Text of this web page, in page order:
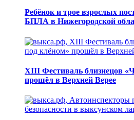
Ребёнок и трое взрослых
БПЛА в Нижегородской
XIII Фестиваль близнецов
прошёл в Верхней Верее